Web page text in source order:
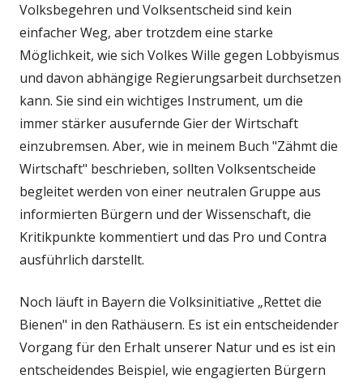
Volksbegehren und Volksentscheid sind kein
einfacher Weg, aber trotzdem eine starke
Möglichkeit, wie sich Volkes Wille gegen Lobbyismus
und davon abhängige Regierungsarbeit durchsetzen
kann. Sie sind ein wichtiges Instrument, um die
immer stärker ausufernde Gier der Wirtschaft
einzubremsen. Aber, wie in meinem Buch "Zähmt die
Wirtschaft" beschrieben, sollten Volksentscheide
begleitet werden von einer neutralen Gruppe aus
informierten Bürgern und der Wissenschaft, die
Kritikpunkte kommentiert und das Pro und Contra
ausführlich darstellt.
Noch läuft in Bayern die Volksinitiative „Rettet die
Bienen" in den Rathäusern. Es ist ein entscheidender
Vorgang für den Erhalt unserer Natur und es ist ein
entscheidendes Beispiel, wie engagierten Bürgern